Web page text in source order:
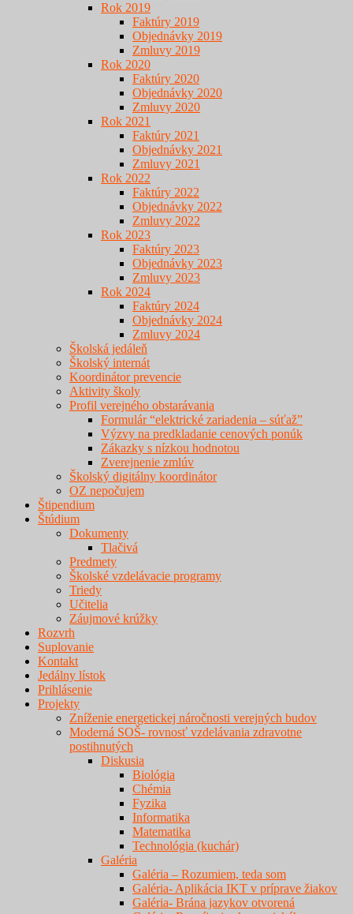
Rok 2019
Faktúry 2019
Objednávky 2019
Zmluvy 2019
Rok 2020
Faktúry 2020
Objednávky 2020
Zmluvy 2020
Rok 2021
Faktúry 2021
Objednávky 2021
Zmluvy 2021
Rok 2022
Faktúry 2022
Objednávky 2022
Zmluvy 2022
Rok 2023
Faktúry 2023
Objednávky 2023
Zmluvy 2023
Rok 2024
Faktúry 2024
Objednávky 2024
Zmluvy 2024
Školská jedáleň
Školský internát
Koordinátor prevencie
Aktivity školy
Profil verejného obstarávania
Formulár “elektrické zariadenia – súťaž”
Výzvy na predkladanie cenových ponúk
Zákazky s nízkou hodnotou
Zverejnenie zmlúv
Školský digitálny koordinátor
OZ nepočujem
Štipendium
Štúdium
Dokumenty
Tlačivá
Predmety
Školské vzdelávacie programy
Triedy
Učitelia
Záujmové krúžky
Rozvrh
Suplovanie
Kontakt
Jedálny lístok
Prihlásenie
Projekty
Zníženie energetickej náročnosti verejných budov
Moderná SOŠ- rovnosť vzdelávania zdravotne
postihnutých
Diskusia
Biológia
Chémia
Fyzika
Informatika
Matematika
Technológia (kuchár)
Galéria
Galéria – Rozumiem, teda som
Galéria- Aplikácia IKT v príprave žiakov
Galéria- Brána jazykov otvorená